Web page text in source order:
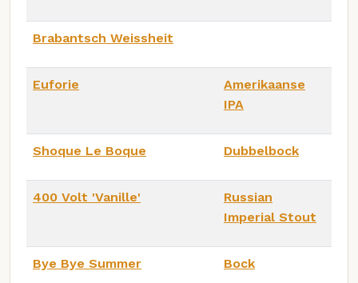
Brabantsch Weissheit
Euforie
Amerikaanse
IPA
Shoque Le Boque Dubbelbock
400 Volt 'Vanille'
Russian
Imperial Stout
Bye Bye Summer Bock